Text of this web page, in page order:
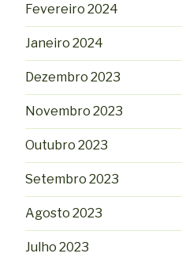
Fevereiro 2024
Janeiro 2024
Dezembro 2023
Novembro 2023
Outubro 2023
Setembro 2023
Agosto 2023
Julho 2023